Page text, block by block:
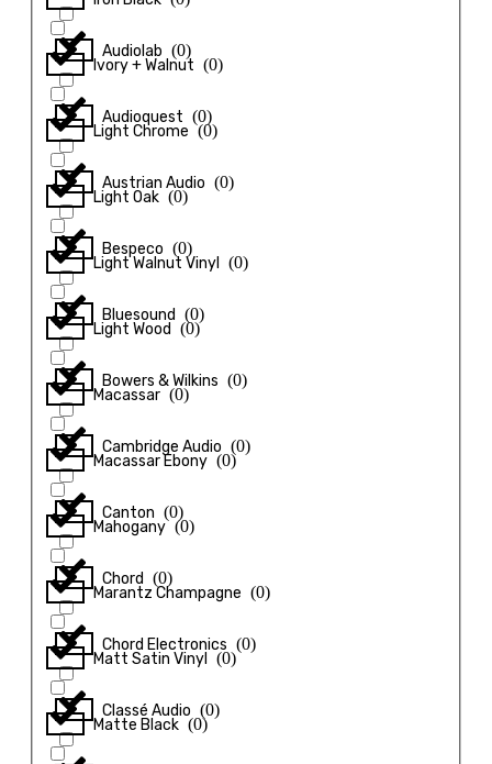
Audiolab (0)
Audioquest (0)
Austrian Audio (0)
Bespeco (0)
Bluesound (0)
Bowers & Wilkins (0)
Cambridge Audio (0)
Canton (0)
Chord (0)
Chord Electronics (0)
Classé Audio (0)
Ivory + Walnut (0)
Light Chrome (0)
Light Oak (0)
Light Walnut Vinyl (0)
Light Wood (0)
Macassar (0)
Macassar Ebony (0)
Mahogany (0)
Marantz Champagne (0)
Matt Satin Vinyl (0)
Matte Black (0)